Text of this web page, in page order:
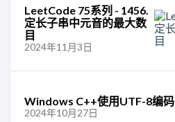
LeetCode 75系列 - 1456.
定长子串中元音的最大数
目
2024年11月3日
Windows C++使用UTF-8编码
2024年10月27日